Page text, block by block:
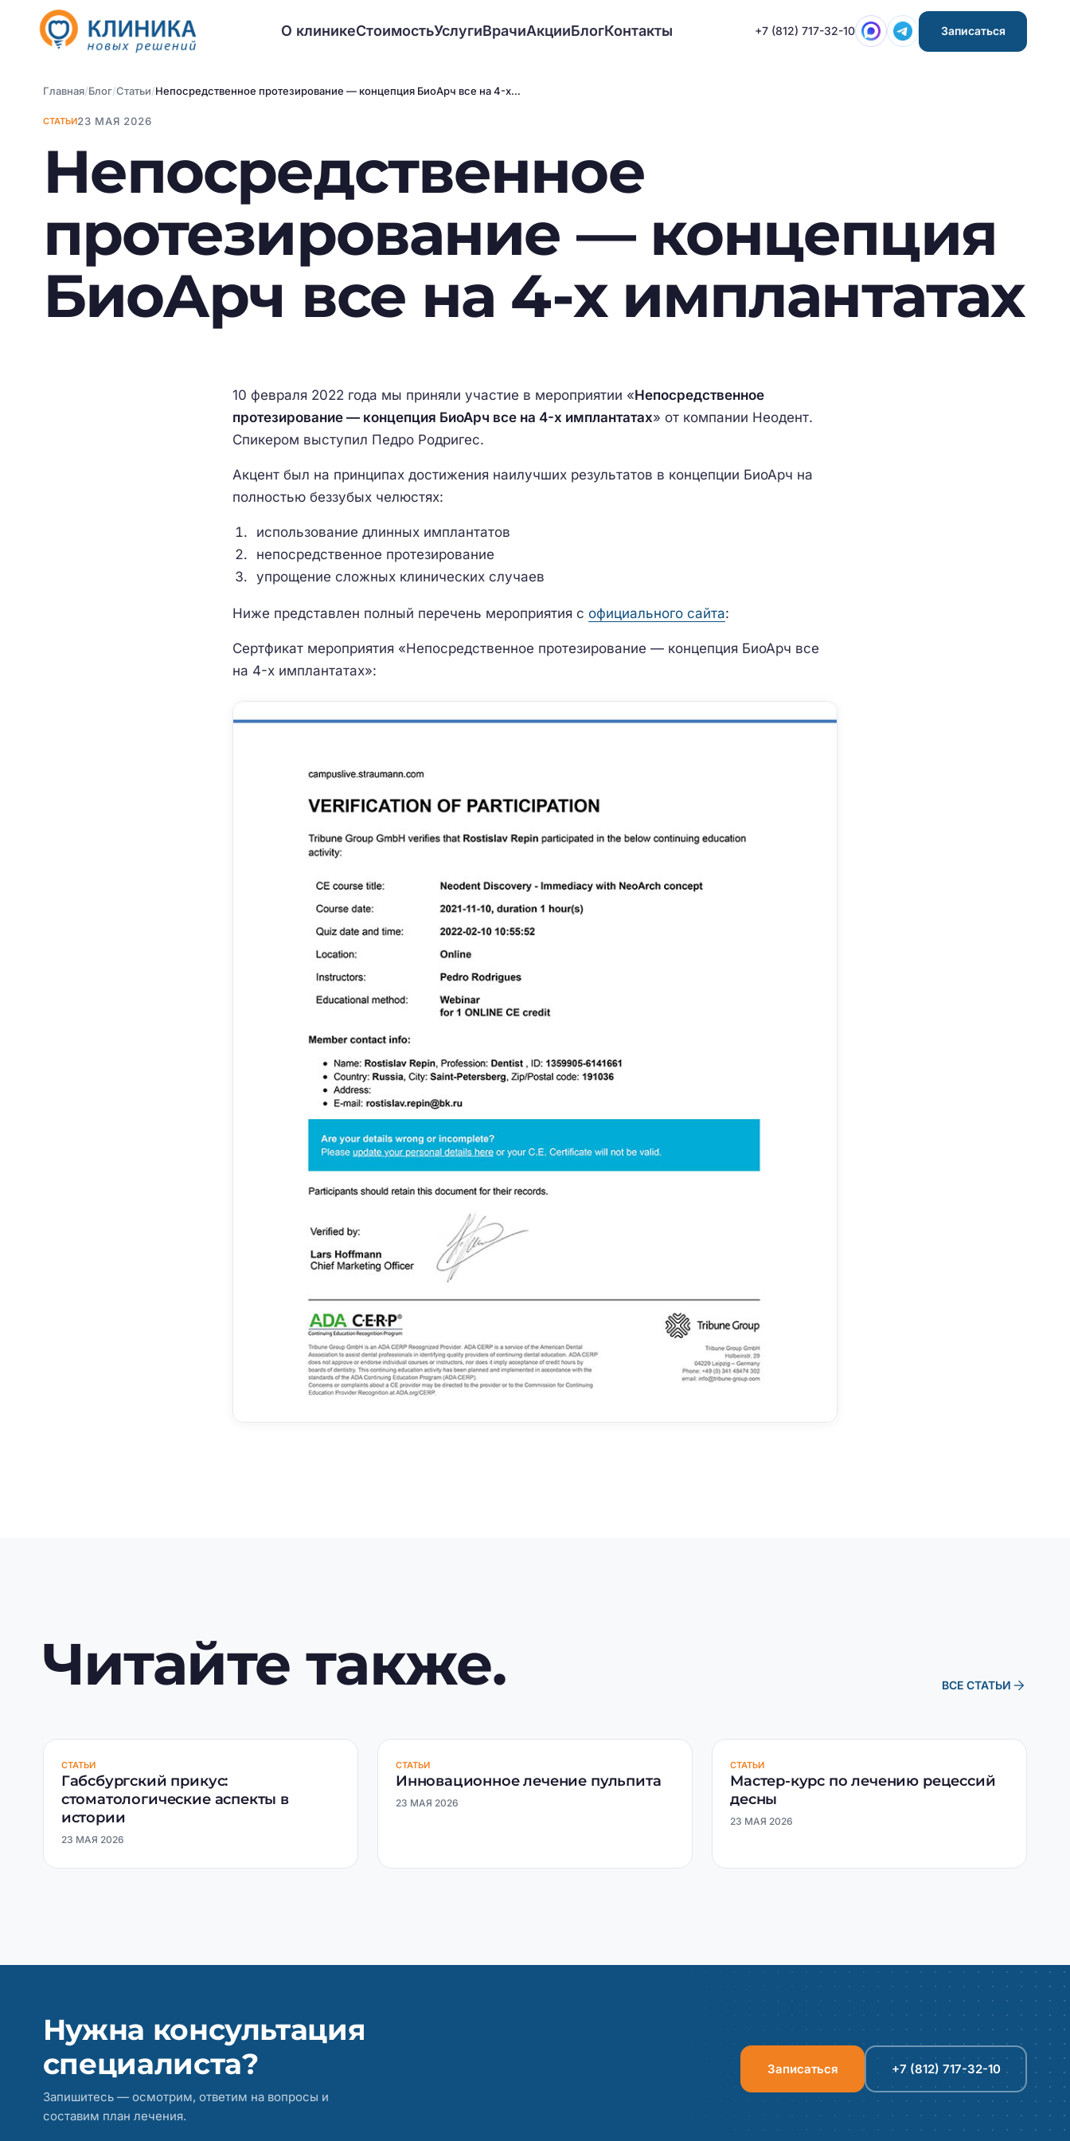
О клиникеСтоимостьУслугиВрачиАкцииБлогКонтакты +7 (812) 717-32-10 Записаться
Главная/Блог/Статьи/Непосредственное протезирование — концепция БиоАрч все на 4-х…
СТАТЬИ23 МАЯ 2026
Непосредственное
протезирование — концепция
БиоАрч все на 4-х имплантатах
10 февраля 2022 года мы приняли участие в мероприятии «Непосредственное
протезирование — концепция БиоАрч все на 4-х имплантатах» от компании Неодент.
Спикером выступил Педро Родригес.
Акцент был на принципах достижения наилучших результатов в концепции БиоАрч на
полностью беззубых челюстях:
использование длинных имплантатов
непосредственное протезирование
упрощение сложных клинических случаев
Ниже представлен полный перечень мероприятия с официального сайта:
Сертфикат мероприятия «Непосредственное протезирование — концепция БиоАрч все
на 4-х имплантатах»:
Читайте также. ВСЕ СТАТЬИ arrow_forward
СТАТЬИ
Габсбургский прикус:
стоматологические аспекты в
истории
23 МАЯ 2026
СТАТЬИ
Инновационное лечение пульпита
23 МАЯ 2026
СТАТЬИ
Мастер-курс по лечению рецессий
десны
23 МАЯ 2026
Нужна консультация
специалиста?
Запишитесь — осмотрим, ответим на вопросы и
составим план лечения.
Записаться +7 (812) 717-32-10